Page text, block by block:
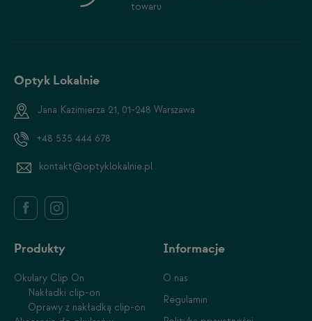
towaru
Optyk Lokalnie
Jana Kazimierza 21, 01-248 Warszawa
+48 535 444 678
kontakt@optyklokalnie.pl
Produkty
Okulary Clip On
Nakładki clip-on
Oprawy z nakładką clip-on
Informacje
O nas
Regulamin